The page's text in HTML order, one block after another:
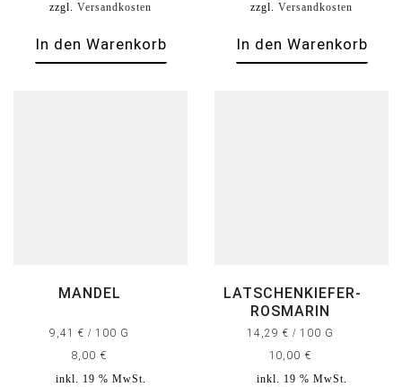
zzgl. Versandkosten
In den Warenkorb
zzgl. Versandkosten
In den Warenkorb
MANDEL
9,41 € / 100 G
8,00 €
inkl. 19 % MwSt.
LATSCHENKIEFER-
ROSMARIN
14,29 € / 100 G
10,00 €
inkl. 19 % MwSt.